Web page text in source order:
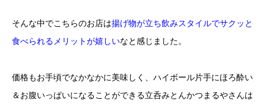
そんな中でこちらのお店は揚げ物が立ち飲みスタイルでサクッと
食べられるメリットが嬉しいなと感じました。
価格もお手頃でなかなかに美味しく、ハイボール片手にほろ酔い
＆お腹いっぱいになることができる立呑みとんかつまるやさんは